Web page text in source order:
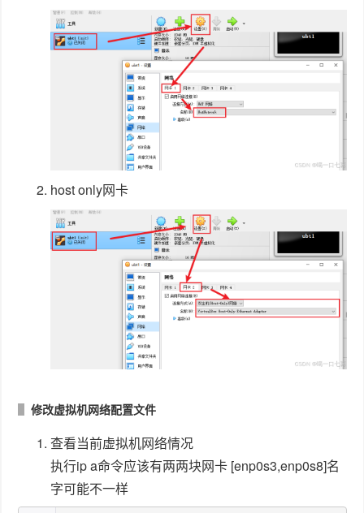
host only网卡
修改虚拟机网络配置文件
查看当前虚拟机网络情况
执行ip a命令应该有两两块网卡 [enp0s3,enp0s8]名
字可能不一样